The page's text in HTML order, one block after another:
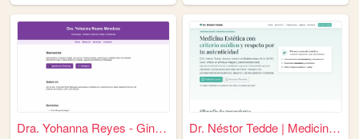
Dra. Yohanna Reyes - Ginecól... Dr. Néstor Tedde | Medicina ...